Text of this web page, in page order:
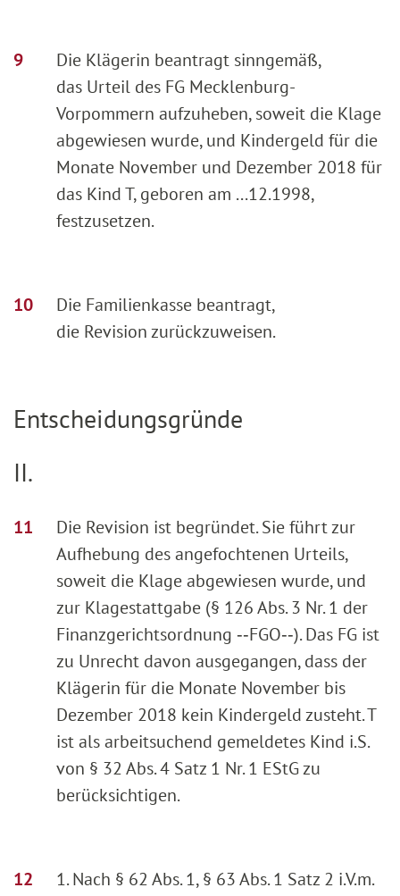
Die Klägerin beantragt sinngemäß,
das Urteil des FG Mecklenburg-
Vorpommern aufzuheben, soweit die Klage
abgewiesen wurde, und Kindergeld für die
Monate November und Dezember 2018 für
das Kind T, geboren am ...12.1998,
festzusetzen.
Die Familienkasse beantragt,
die Revision zurückzuweisen.
Entscheidungsgründe
II.
Die Revision ist begründet. Sie führt zur
Aufhebung des angefochtenen Urteils,
soweit die Klage abgewiesen wurde, und
zur Klagestattgabe (§ 126 Abs. 3 Nr. 1 der
Finanzgerichtsordnung ‑‑FGO‑‑). Das FG ist
zu Unrecht davon ausgegangen, dass der
Klägerin für die Monate November bis
Dezember 2018 kein Kindergeld zusteht. T
ist als arbeitsuchend gemeldetes Kind i.S.
von § 32 Abs. 4 Satz 1 Nr. 1 EStG zu
berücksichtigen.
1. Nach § 62 Abs. 1, § 63 Abs. 1 Satz 2 i.V.m.